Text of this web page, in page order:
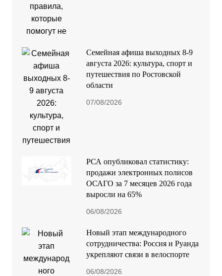
Семейная афиша выходных 8-9
августа 2026: культура, спорт и
путешествия по Ростовской
области
07/08/2026
РСА опубликовал статистику:
продажи электронных полисов
ОСАГО за 7 месяцев 2026 года
выросли на 65%
06/08/2026
Новый этап международного
сотрудничества: Россия и Руанда
укрепляют связи в велоспорте
06/08/2026